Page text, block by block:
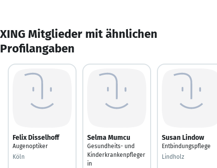
XING Mitglieder mit ähnlichen
Profilangaben
Felix Disselhoff
Augenoptiker
Köln
Selma Mumcu
Gesundheits- und
Kinderkrankenpfleger
in
Susan Lindow
Entbindungspflege
Lindholz